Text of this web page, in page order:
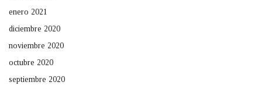
enero 2021
diciembre 2020
noviembre 2020
octubre 2020
septiembre 2020